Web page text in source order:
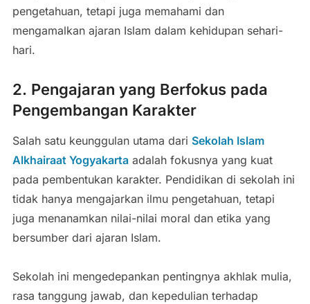
pengetahuan, tetapi juga memahami dan
mengamalkan ajaran Islam dalam kehidupan sehari-
hari.
2. Pengajaran yang Berfokus pada
Pengembangan Karakter
Salah satu keunggulan utama dari Sekolah Islam
Alkhairaat Yogyakartaadalah fokusnya yang kuat
pada pembentukan karakter. Pendidikan di sekolah ini
tidak hanya mengajarkan ilmu pengetahuan, tetapi
juga menanamkan nilai-nilai moral dan etika yang
bersumber dari ajaran Islam.
Sekolah ini mengedepankan pentingnya akhlak mulia,
rasa tanggung jawab, dan kepedulian terhadap